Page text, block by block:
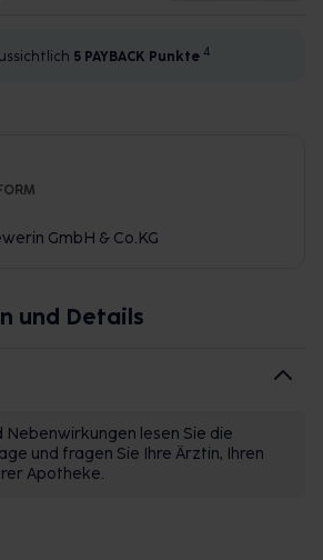
5 PAYBACK Punkte 4
GmbH & Co.KG
und Details
Nebenwirkungen lesen Sie die
und fragen Sie Ihre Ärztin, Ihren
Apotheke.